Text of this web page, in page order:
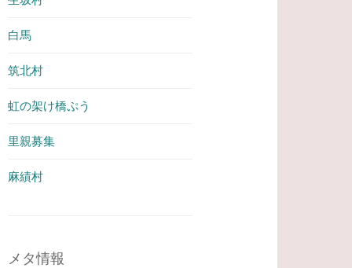
白馬
筑北村
虹の架け橋ぷう
里親募集
麻績村
メタ情報